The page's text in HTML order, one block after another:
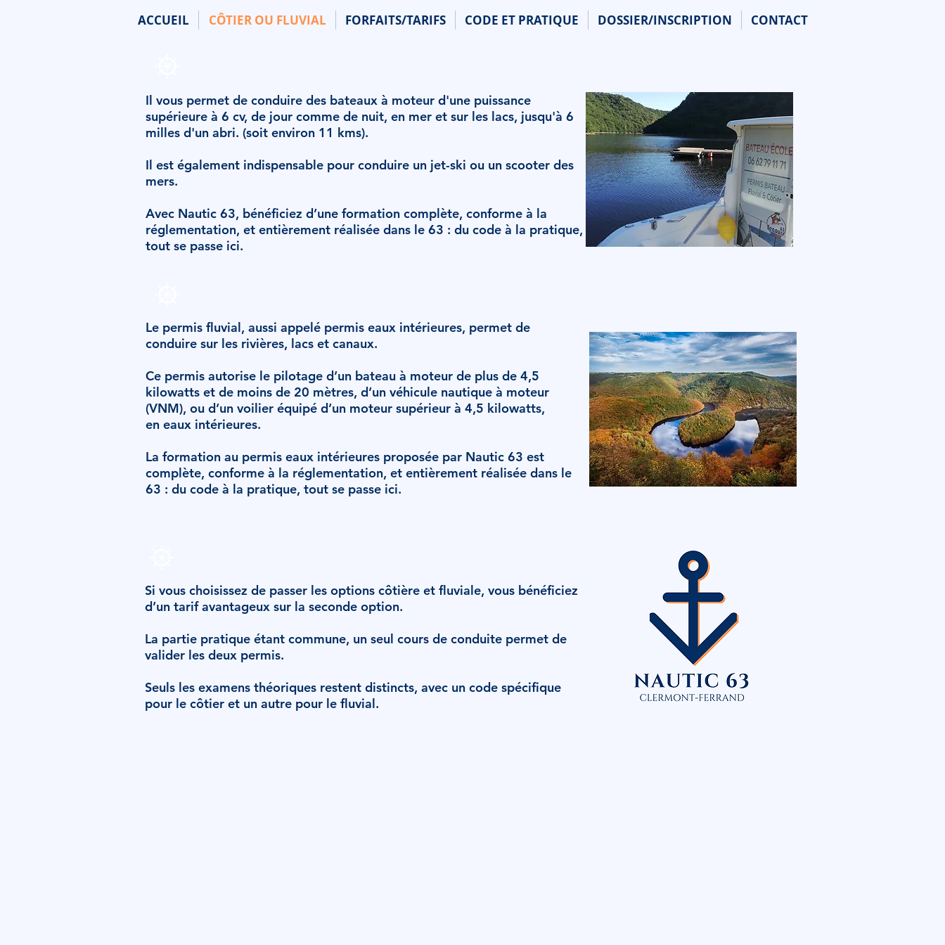
ACCUEIL CÔTIER OU FLUVIAL FORFAITS/TARIFS CODE ET PRATIQUE DOSSIER/INSCRIPTION CONTACT
Il vous permet de conduire des bateaux à moteur d'une puissance
supérieure à 6 cv, de jour comme de nuit, en mer et sur les lacs, jusqu'à 6
milles d'un abri. (soit environ 11 kms).
Il est également indispensable pour conduire un jet-ski ou un scooter des
mers.
Avec Nautic 63, bénéficiez d’une formation complète, conforme à la
réglementation, et entièrement réalisée dans le 63 : du code à la pratique,
tout se passe ici.
Le permis fluvial, aussi appelé permis eaux intérieures, permet de
conduire sur les rivières, lacs et canaux.
Ce permis autorise le pilotage d’un bateau à moteur de plus de 4,5
kilowatts et de moins de 20 mètres, d’un véhicule nautique à moteur
(VNM), ou d’un voilier équipé d’un moteur supérieur à 4,5 kilowatts,
en eaux intérieures.
La formation au permis eaux intérieures proposée par Nautic 63 est
complète, conforme à la réglementation, et entièrement réalisée dans le
63 : du code à la pratique, tout se passe ici.
Si vous choisissez de passer les options côtière et fluviale, vous bénéficiez
d’un tarif avantageux sur la seconde option.
La partie pratique étant commune, un seul cours de conduite permet de
valider les deux permis.
Seuls les examens théoriques restent distincts, avec un code spécifique
pour le côtier et un autre pour le fluvial.